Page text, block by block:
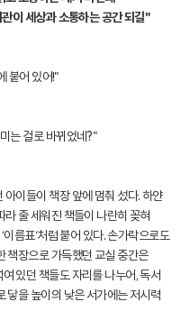
이 세상과 소통하는 공간 되길"
붙어 있어!"
는 걸로 바뀌었네?"
이들이 책장 앞에 멈춰 섰다. 하얀
줄 세워진 책들이 나란히 꽂혀
름표‘처럼 붙어 있다. 손가락으로도
책장으로 가득했던 교실 중간은
있던 책들도 자리를 나누어, 독서
닿을 높이의 낮은 서가에는 저시력